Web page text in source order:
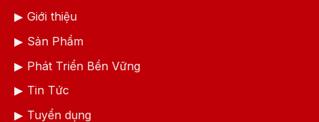
Giới thiệu
Sản Phẩm
Phát Triển Bền Vững
Tin Tức
Tuyển dụng